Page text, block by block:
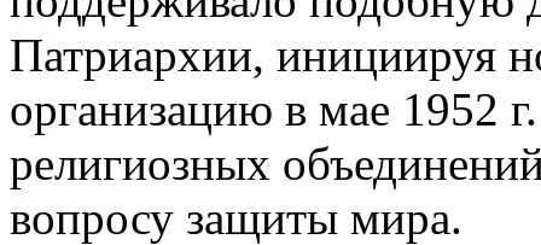
Патриархии, инициируя
организацию в мае 1952
религиозных
вопросу защиты мира.